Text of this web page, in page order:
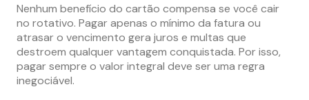
Nenhum benefício do cartão compensa se você cair
no rotativo. Pagar apenas o mínimo da fatura ou
atrasar o vencimento gera juros e multas que
destroem qualquer vantagem conquistada. Por isso,
pagar sempre o valor integral deve ser uma regra
inegociável.